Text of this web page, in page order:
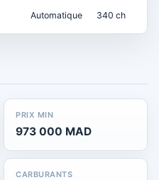
Automatique 340 ch
PRIX MIN
973 000 MAD
CARBURANTS